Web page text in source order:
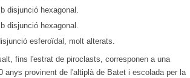
disjunció hexagonal.
disjunció hexagonal.
esferoïdal, molt alterats.
fins l'estrat de piroclasts, corresponen a una
anys provinent de l'altiplà de Batet i escolada per la